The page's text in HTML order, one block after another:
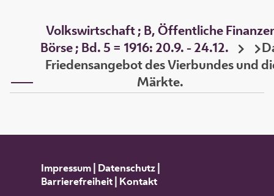
Volkswirtschaft ; B, Öffentliche
Börse ; Bd. 5 = 1916: 20.9. - 24.12.
Friedensangebot des Vierbundes und
Märkte.
Impressum| Datenschutz|
Barrierefreiheit| Kontakt